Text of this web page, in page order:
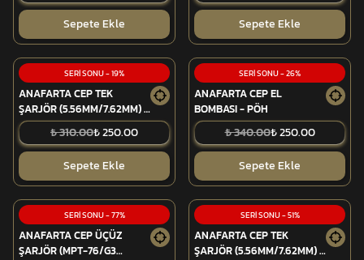
Sepete Ekle
Sepete Ekle
SERİ SONU-19%
ANAFARTA CEP TEK
ŞARJÖR (5.56MM/7.62MM) -
PÖH
₺ 310.00₺ 250.00
Sepete Ekle
SERİ SONU-26%
ANAFARTA CEP EL
BOMBASI - PÖH
₺ 340.00₺ 250.00
Sepete Ekle
SERİ SONU-77%
ANAFARTA CEP ÜÇÜZ
ŞARJÖR (MPT-76/G3
SERİ SONU-51%
ANAFARTA CEP TEK
ŞARJÖR (5.56MM/7.62MM) -